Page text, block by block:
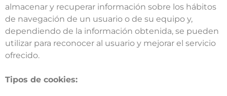
almacenar y recuperar información sobre los hábitos
de navegación de un usuario o de su equipo y,
dependiendo de la información obtenida, se pueden
utilizar para reconocer al usuario y mejorar el servicio
ofrecido.
Tipos de cookies: